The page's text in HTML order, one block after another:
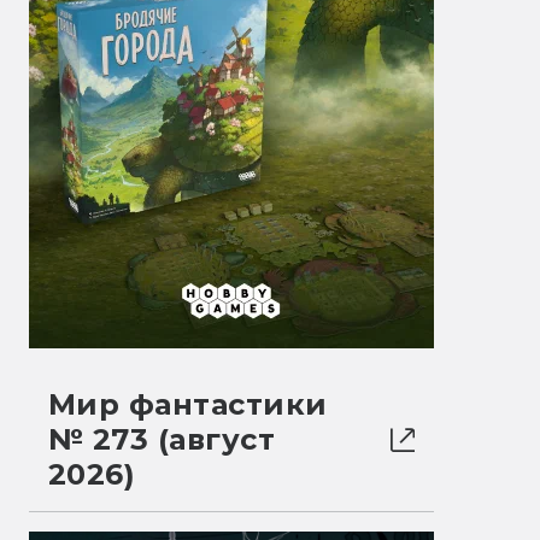
Мир фантастики
№ 273 (август
2026)